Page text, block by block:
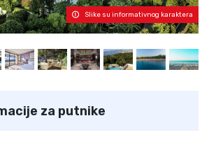
Slike su informativnog karaktera
za putnike